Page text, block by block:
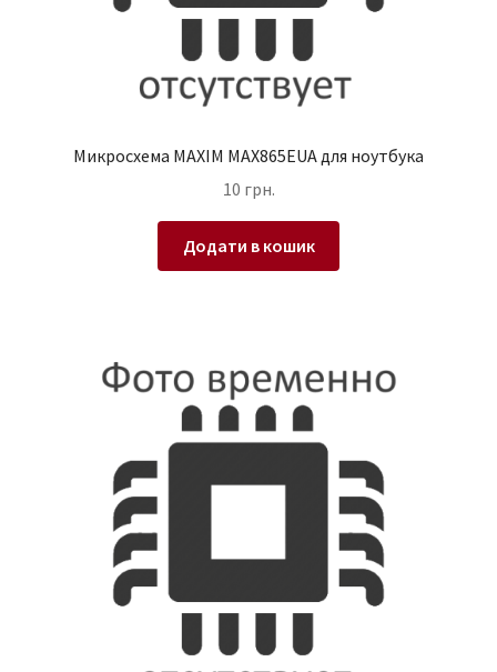
Микросхема MAXIM MAX865EUA для ноутбука
10 грн.
Додати в кошик